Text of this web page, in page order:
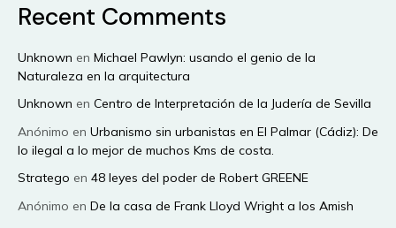
Recent Comments
Unknown en Michael Pawlyn: usando el genio de la
Naturaleza en la arquitectura
Unknown en Centro de Interpretación de la Judería de Sevilla
Anónimo en Urbanismo sin urbanistas en El Palmar (Cádiz): De
lo ilegal a lo mejor de muchos Kms de costa.
Stratego en 48 leyes del poder de Robert GREENE
Anónimo en De la casa de Frank Lloyd Wright a los Amish